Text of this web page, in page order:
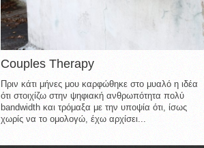
Couples Therapy
Πριν κάτι μήνες μου καρφώθηκε στο μυαλό η ιδέα
ότι στοιχίζω στην ψηφιακή ανθρωπότητα πολύ
bandwidth και τρόμαξα με την υποψία ότι, ίσως
χωρίς να το ομολογώ, έχω αρχίσει...